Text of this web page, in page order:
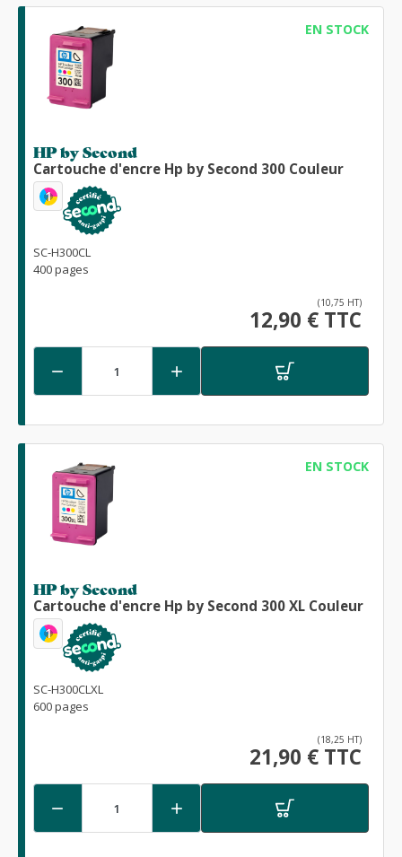
EN STOCK
HP by Second
Cartouche d'encre Hp by Second 300 Couleur
1
SC-H300CL
400 pages
(10,75 HT)
12,90 € TTC
 
EN STOCK
HP by Second
Cartouche d'encre Hp by Second 300 XL Couleur
1
SC-H300CLXL
600 pages
(18,25 HT)
21,90 € TTC
 